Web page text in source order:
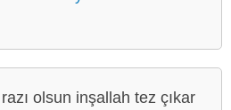
olsun inşallah tez çıkar